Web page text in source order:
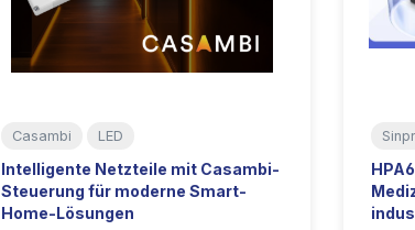
Casambi LED
Intelligente Netzteile mit Casambi-
Steuerung für moderne Smart-
Home-Lösungen